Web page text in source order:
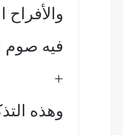
والأفراح
فيه صوم
+
وهذه